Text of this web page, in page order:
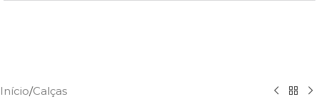
Início/Calças